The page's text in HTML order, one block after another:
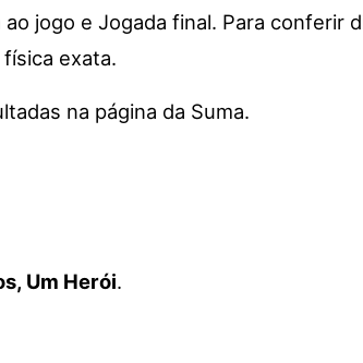
jogo e Jogada final. Para conferir
exata.
na página da Suma.
Um Herói.